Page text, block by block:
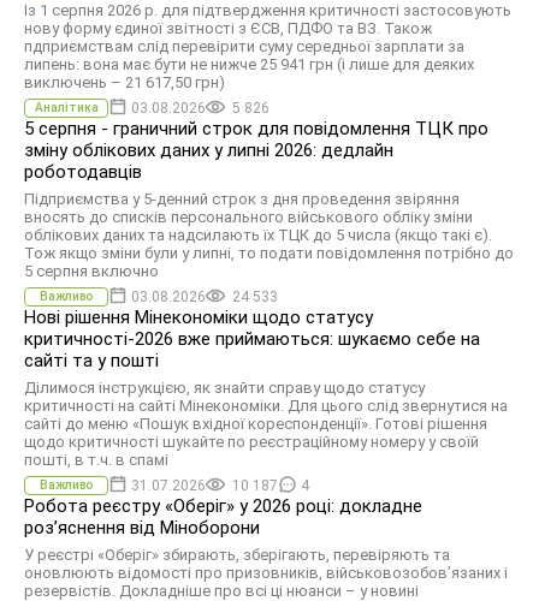
Із 1 серпня 2026 р. для підтвердження критичності застосовують
нову форму єдиної звітності з ЄСВ, ПДФО та ВЗ. Також
пдприємствам слід перевірити суму середньої зарплати за
липень: вона має бути не нижче 25 941 грн (і лише для деяких
виключень – 21 617,50 грн)
Аналітика 03.08.2026 5 826
5 серпня - граничний строк для повідомлення ТЦК про
зміну облікових даних у липні 2026: дедлайн
роботодавців
Підприємства у 5-денний строк з дня проведення звіряння
вносять до списків персонального військового обліку зміни
облікових даних та надсилають їх ТЦК до 5 числа (якщо такі є).
Тож якщо зміни були у липні, то подати повідомлення потрібно до
5 серпня включно
Важливо 03.08.2026 24 533
Нові рішення Мінекономіки щодо статусу
критичності-2026 вже приймаються: шукаємо себе на
сайті та у пошті
Ділимося інструкцією, як знайти справу щодо статусу
критичності на сайті Мінекономіки. Для цього слід звернутися на
сайті до меню «Пошук вхідної кореспонденції». Готові рішення
щодо критичності шукайте по реєстраційному номеру у своїй
пошті, в т.ч. в спамі
Важливо 31.07.2026 10 187 4
Робота реєстру «Оберіг» у 2026 році: докладне
розʼяснення від Міноборони
У реєстрі «Оберіг» збирають, зберігають, перевіряють та
оновлюють відомості про призовників, військовозобов’язаних і
резервістів. Докладніше про всі ці нюанси – у новині